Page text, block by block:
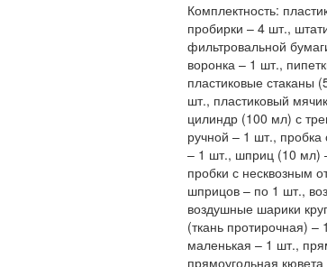
Комплектность:
пробирки – 4 шт.,
фильтровальной
воронка – 1 шт.,
пластиковые стаканы
шт., пластиковый
цилиндр (100 мл) с
ручной – 1 шт., пробка
– 1 шт., шприц (10 мл)
пробки с несквозным
шприцов – по 1 шт.,
воздушные шарики
(ткань протирочная)
маленькая – 1 шт.,
прямоугольная